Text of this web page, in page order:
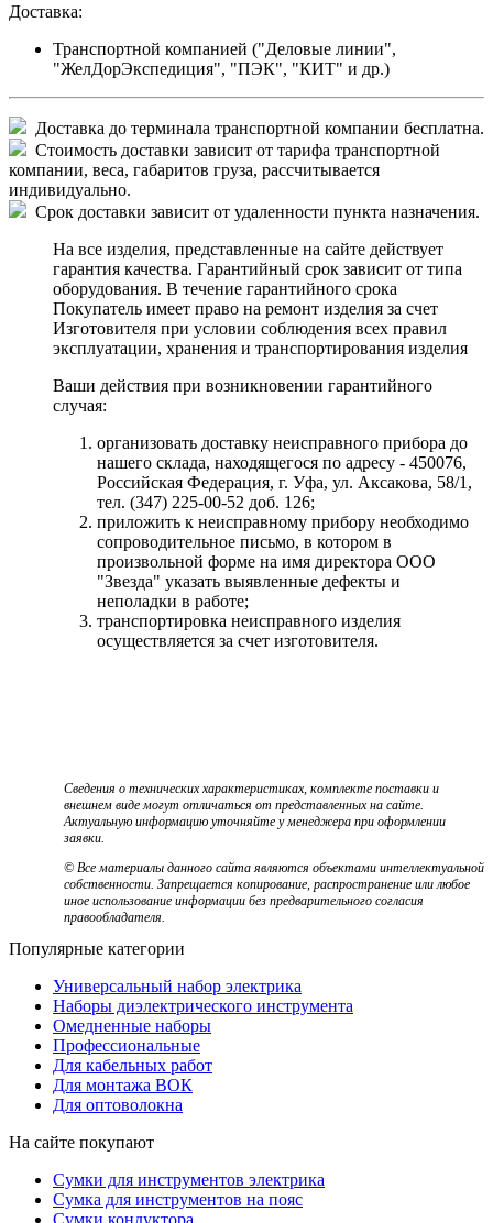
Доставка:
Транспортной компанией ("Деловые линии",
"ЖелДорЭкспедиция", "ПЭК", "КИТ" и др.)
Доставка до терминала транспортной компании бесплатна.
Стоимость доставки зависит от тарифа транспортной
компании, веса, габаритов груза, рассчитывается
индивидуально.
Срок доставки зависит от удаленности пункта назначения.
На все изделия, представленные на сайте действует
гарантия качества. Гарантийный срок зависит от типа
оборудования. В течение гарантийного срока
Покупатель имеет право на ремонт изделия за счет
Изготовителя при условии соблюдения всех правил
эксплуатации, хранения и транспортирования изделия
Ваши действия при возникновении гарантийного
случая:
организовать доставку неисправного прибора до
нашего склада, находящегося по адресу - 450076,
Российская Федерация, г. Уфа, ул. Аксакова, 58/1,
тел. (347) 225-00-52 доб. 126;
приложить к неисправному прибору необходимо
сопроводительное письмо, в котором в
произвольной форме на имя директора ООО
"Звезда" указать выявленные дефекты и
неполадки в работе;
транспортировка неисправного изделия
осуществляется за счет изготовителя.
Сведения о технических характеристиках, комплекте поставки и
внешнем виде могут отличаться от представленных на сайте.
Актуальную информацию уточняйте у менеджера при оформлении
заявки.
© Все материалы данного сайта являются объектами интеллектуальной
собственности. Запрещается копирование, распространение или любое
иное использование информации без предварительного согласия
правообладателя.
Популярные категории
Универсальный набор электрика
Наборы диэлектрического инструмента
Омедненные наборы
Профессиональные
Для кабельных работ
Для монтажа ВОК
Для оптоволокна
На сайте покупают
Сумки для инструментов электрика
Сумка для инструментов на пояс
Сумки кондуктора